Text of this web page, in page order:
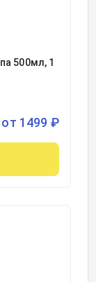
500мл, 1
от 1499 ₽